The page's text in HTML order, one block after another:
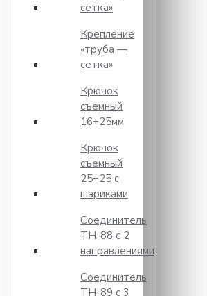
сетка»
Крепление
«труба —
сетка»
Крючок
съемный
16+25мм
Крючок
съемный
25+25 с
шариками
Соединитель
TH-88 с 2
направлениями
Соединитель
TH-89 с 3